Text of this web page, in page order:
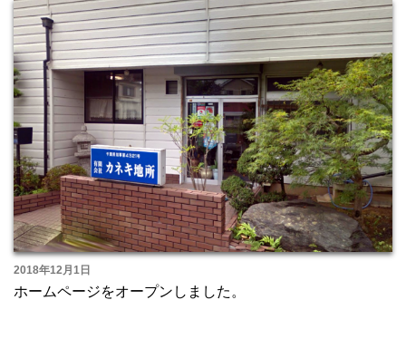
2018年12月1日
ホームページをオープンしました。